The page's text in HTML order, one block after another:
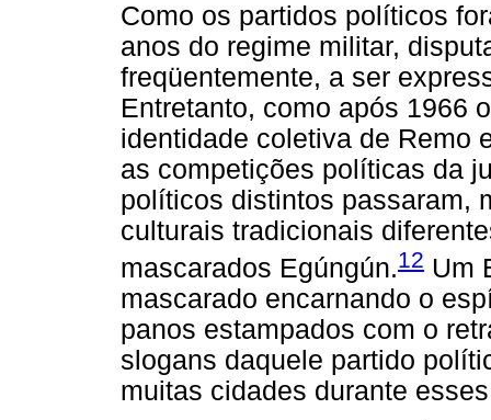
Como os partidos políticos
anos do regime militar,
freqüentemente, a ser
Entretanto, como após 1966
identidade coletiva de Remo
as competições políticas da
políticos distintos passaram,
culturais tradicionais
mascarados Egúngún.12 Um
mascarado encarnando o
panos estampados com o
slogans daquele partido
muitas cidades durante